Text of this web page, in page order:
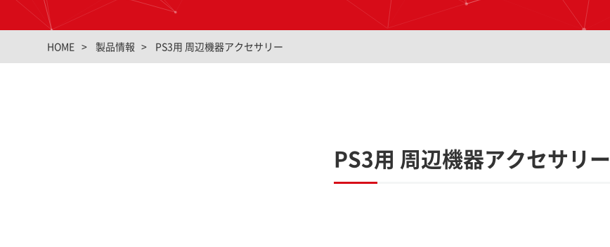
HOME 製品情報 PS3用 周辺機器アクセサリー
PS3用 周辺機器アクセサリー